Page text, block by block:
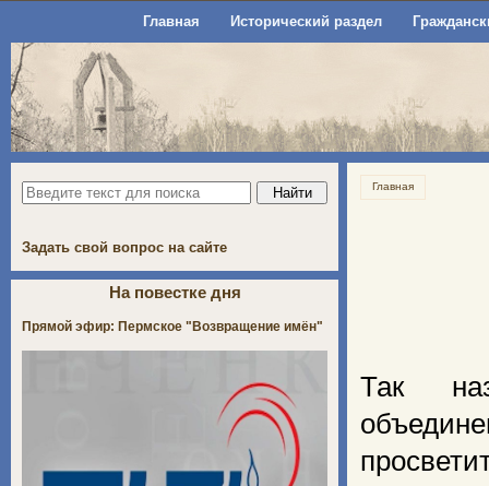
Главная Исторический раздел
Главная
Так
Задать свой вопрос на сайте
На повестке дня
Прямой эфир: Пермское "Возвращение имён"